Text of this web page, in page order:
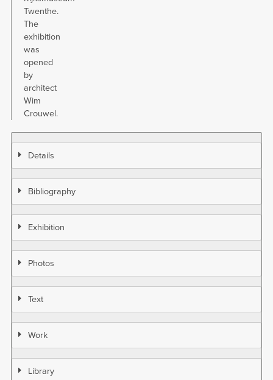
Twenthe.
The
exhibition
was
opened
by
architect
Wim
Crouwel.
Details
Bibliography
Exhibition
Photos
Text
Work
Library